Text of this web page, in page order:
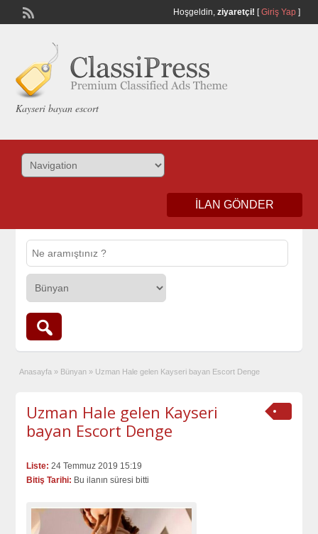
Hoşgeldin, ziyaretçi! [Giriş Yap]
Kayseri bayan escort
İLAN GÖNDER
Anasayfa » Bünyan » Uzman Hale gelen Kayseri bayan Escort Denge
Uzman Hale gelen Kayseri
bayan Escort Denge
Liste: 24 Temmuz 2019 15:19
Bitiş Tarihi: Bu ilanın süresi bitti